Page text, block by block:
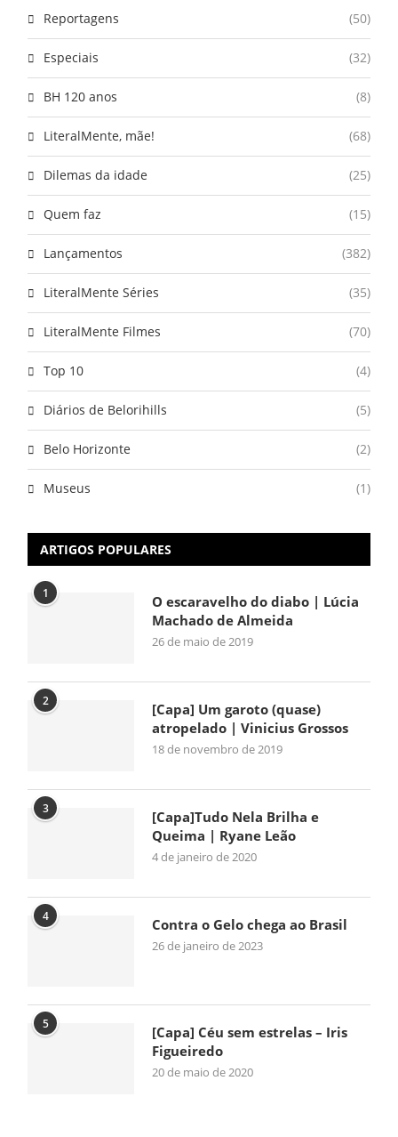
Reportagens (50)
Especiais (32)
BH 120 anos (8)
LiteralMente, mãe! (68)
Dilemas da idade (25)
Quem faz (15)
Lançamentos (382)
LiteralMente Séries (35)
LiteralMente Filmes (70)
Top 10 (4)
Diários de Belorihills (5)
Belo Horizonte (2)
Museus (1)
ARTIGOS POPULARES
1
O escaravelho do diabo | Lúcia
Machado de Almeida
26 de maio de 2019
2
[Capa] Um garoto (quase)
atropelado | Vinicius Grossos
18 de novembro de 2019
3
[Capa]Tudo Nela Brilha e
Queima | Ryane Leão
4 de janeiro de 2020
4 Contra o Gelo chega ao Brasil
26 de janeiro de 2023
5
[Capa] Céu sem estrelas – Iris
Figueiredo
20 de maio de 2020